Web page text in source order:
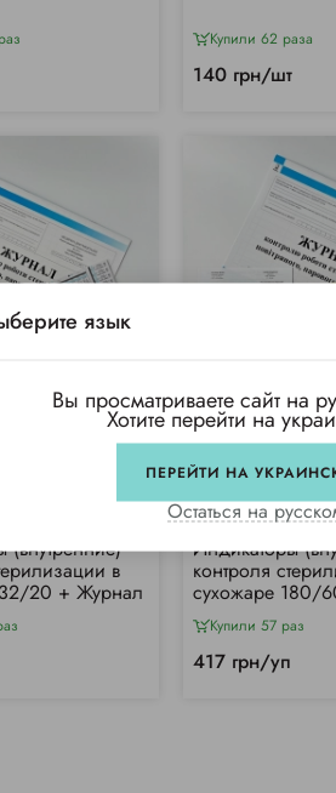
Купили 62 раза
140 грн/шт
(внутренние)
в
20 + Журнал
Индикаторы
контроля
сухожаре 180/
Купили 57 раз
417 грн/уп
язык
Вы просматриваете сайт на
Хотите перейти на
ПЕРЕЙТИ НА
Остаться на